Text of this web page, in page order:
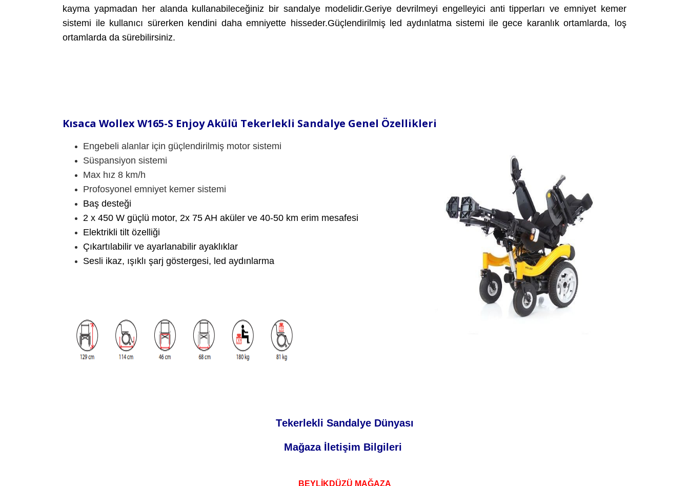
kayma yapmadan her alanda kullanabileceğiniz bir sandalye modelidir.Geriye devrilmeyi engelleyici anti tipperları ve emniyet kemer
sistemi ile kullanıcı sürerken kendini daha emniyette hisseder.Güçlendirilmiş led aydınlatma sistemi ile gece karanlık ortamlarda, loş
ortamlarda da sürebilirsiniz.
Kısaca Wollex W165-S Enjoy Akülü Tekerlekli Sandalye Genel Özellikleri
Engebeli alanlar için güçlendirilmiş motor sistemi
Süspansiyon sistemi
Max hız 8 km/h
Profosyonel emniyet kemer sistemi
Baş desteği
2 x 450 W güçlü motor, 2x 75 AH aküler ve 40-50 km erim mesafesi
Elektrikli tilt özelliği
Çıkartılabilir ve ayarlanabilir ayaklıklar
Sesli ikaz, ışıklı şarj göstergesi, led aydınlarma
Tekerlekli Sandalye Dünyası
Mağaza İletişim Bilgileri
BEYLİKDÜZÜ MAĞAZA